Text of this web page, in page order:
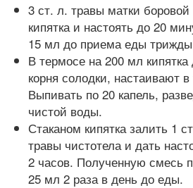
3 ст. л. травы матки
кипятка и настоять до 20
15 мл до приема еды трижды
В термосе на 200 мл
корня солодки, настаивают
Выпивать по 20 капель,
чистой воды.
Стаканом кипятка залить 1
травы чистотела и дать
2 часов. Полученную смесь
25 мл 2 раза в день до еды.